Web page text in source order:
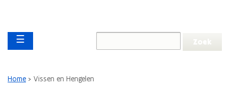
Main navigation
☰
Kruimelpad
Home Vissen en Hengelen